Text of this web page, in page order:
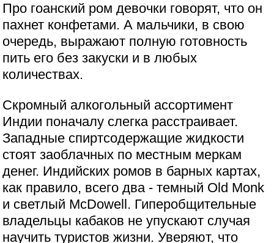
Про гоанский ром девочки говорят, что он
пахнет конфетами. А мальчики, в свою
очередь, выражают полную готовность
пить его без закуски и в любых
количествах.
Скромный алкогольный ассортимент
Индии поначалу слегка расстраивает.
Западные спиртсодержащие жидкости
стоят заоблачных по местным меркам
денег. Индийских ромов в барных картах,
как правило, всего два - темный Old Monk
и светлый McDowell. Гиперобщительные
владельцы кабаков не упускают случая
научить туристов жизни. Уверяют, что